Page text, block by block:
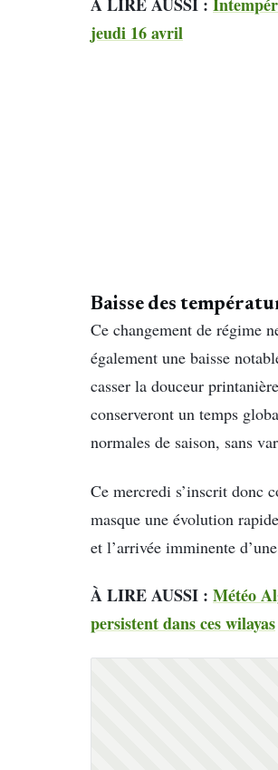
jeudi 16 avril
Baisse des
Ce changement de régime
également une baisse
casser la douceur
conserveront un temps
normales de saison, sans
Ce mercredi s’inscrit donc
masque une évolution
et l’arrivée imminente
À LIRE AUSSI : Météo
persistent dans ces wilayas